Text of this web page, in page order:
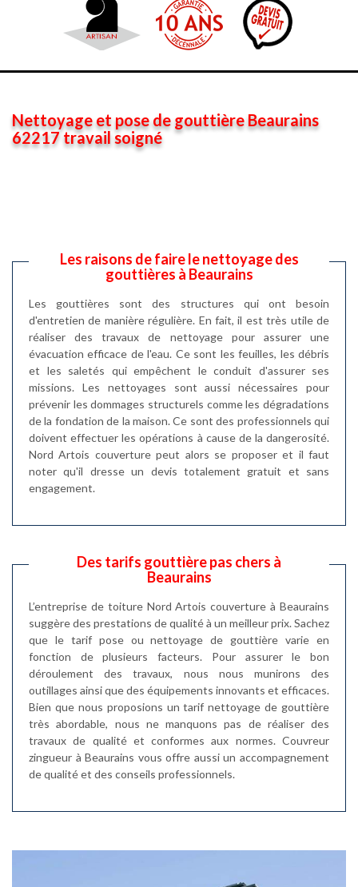
Nettoyage et pose de gouttière Beaurains
62217 travail soigné
Les raisons de faire le nettoyage des
gouttières à Beaurains
Les gouttières sont des structures qui ont besoin
d'entretien de manière régulière. En fait, il est très utile de
réaliser des travaux de nettoyage pour assurer une
évacuation efficace de l'eau. Ce sont les feuilles, les débris
et les saletés qui empêchent le conduit d'assurer ses
missions. Les nettoyages sont aussi nécessaires pour
prévenir les dommages structurels comme les dégradations
de la fondation de la maison. Ce sont des professionnels qui
doivent effectuer les opérations à cause de la dangerosité.
Nord Artois couverture peut alors se proposer et il faut
noter qu'il dresse un devis totalement gratuit et sans
engagement.
Des tarifs gouttière pas chers à
Beaurains
L’entreprise de toiture Nord Artois couverture à Beaurains
suggère des prestations de qualité à un meilleur prix. Sachez
que le tarif pose ou nettoyage de gouttière varie en
fonction de plusieurs facteurs. Pour assurer le bon
déroulement des travaux, nous nous munirons des
outillages ainsi que des équipements innovants et efficaces.
Bien que nous proposions un tarif nettoyage de gouttière
très abordable, nous ne manquons pas de réaliser des
travaux de qualité et conformes aux normes. Couvreur
zingueur à Beaurains vous offre aussi un accompagnement
de qualité et des conseils professionnels.